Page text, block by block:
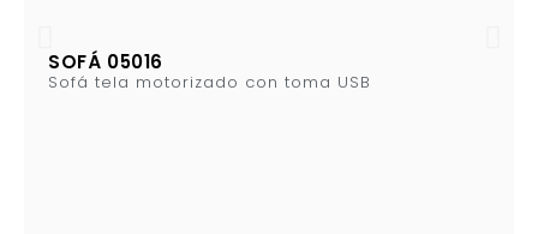
SOFÁ 05016
Sofá tela motorizado con toma USB